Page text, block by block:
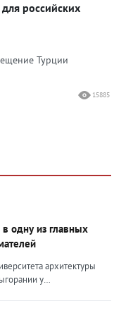
российских
Турции
15885
одну из главных
архитектуры
у